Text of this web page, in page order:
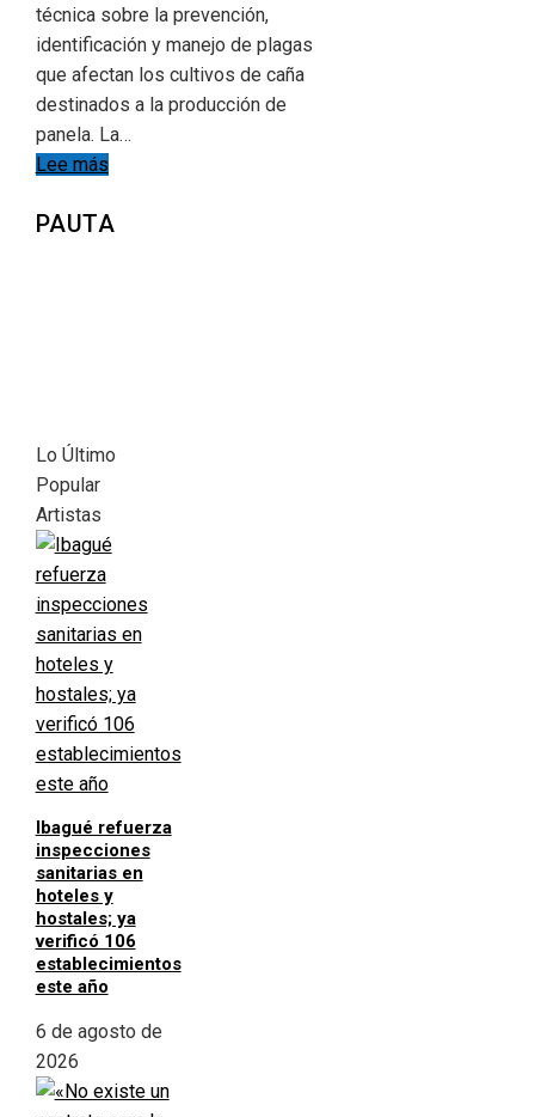
técnica sobre la prevención,
identificación y manejo de plagas
que afectan los cultivos de caña
destinados a la producción de
panela. La…
Lee más
PAUTA
Lo Último
Popular
Artistas
Ibagué refuerza
inspecciones
sanitarias en
hoteles y
hostales; ya
verificó 106
establecimientos
este año
6 de agosto de
2026